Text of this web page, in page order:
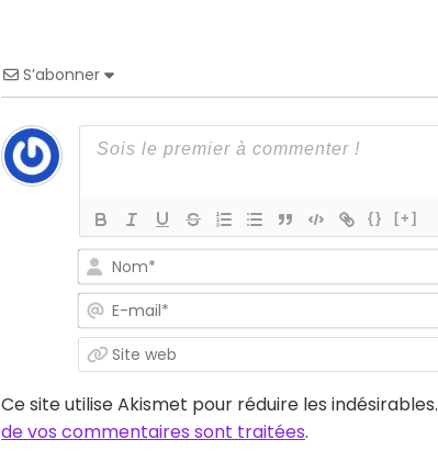
S’abonner
{} [+]
Ce site utilise Akismet pour réduire les indésirables.
de vos commentaires sont traitées.